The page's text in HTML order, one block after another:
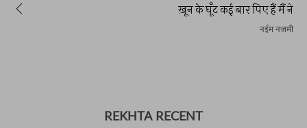
ख़ून के घूँट कई बार पिए हैं मैं ने
नईम नजमी
REKHTA RECENT